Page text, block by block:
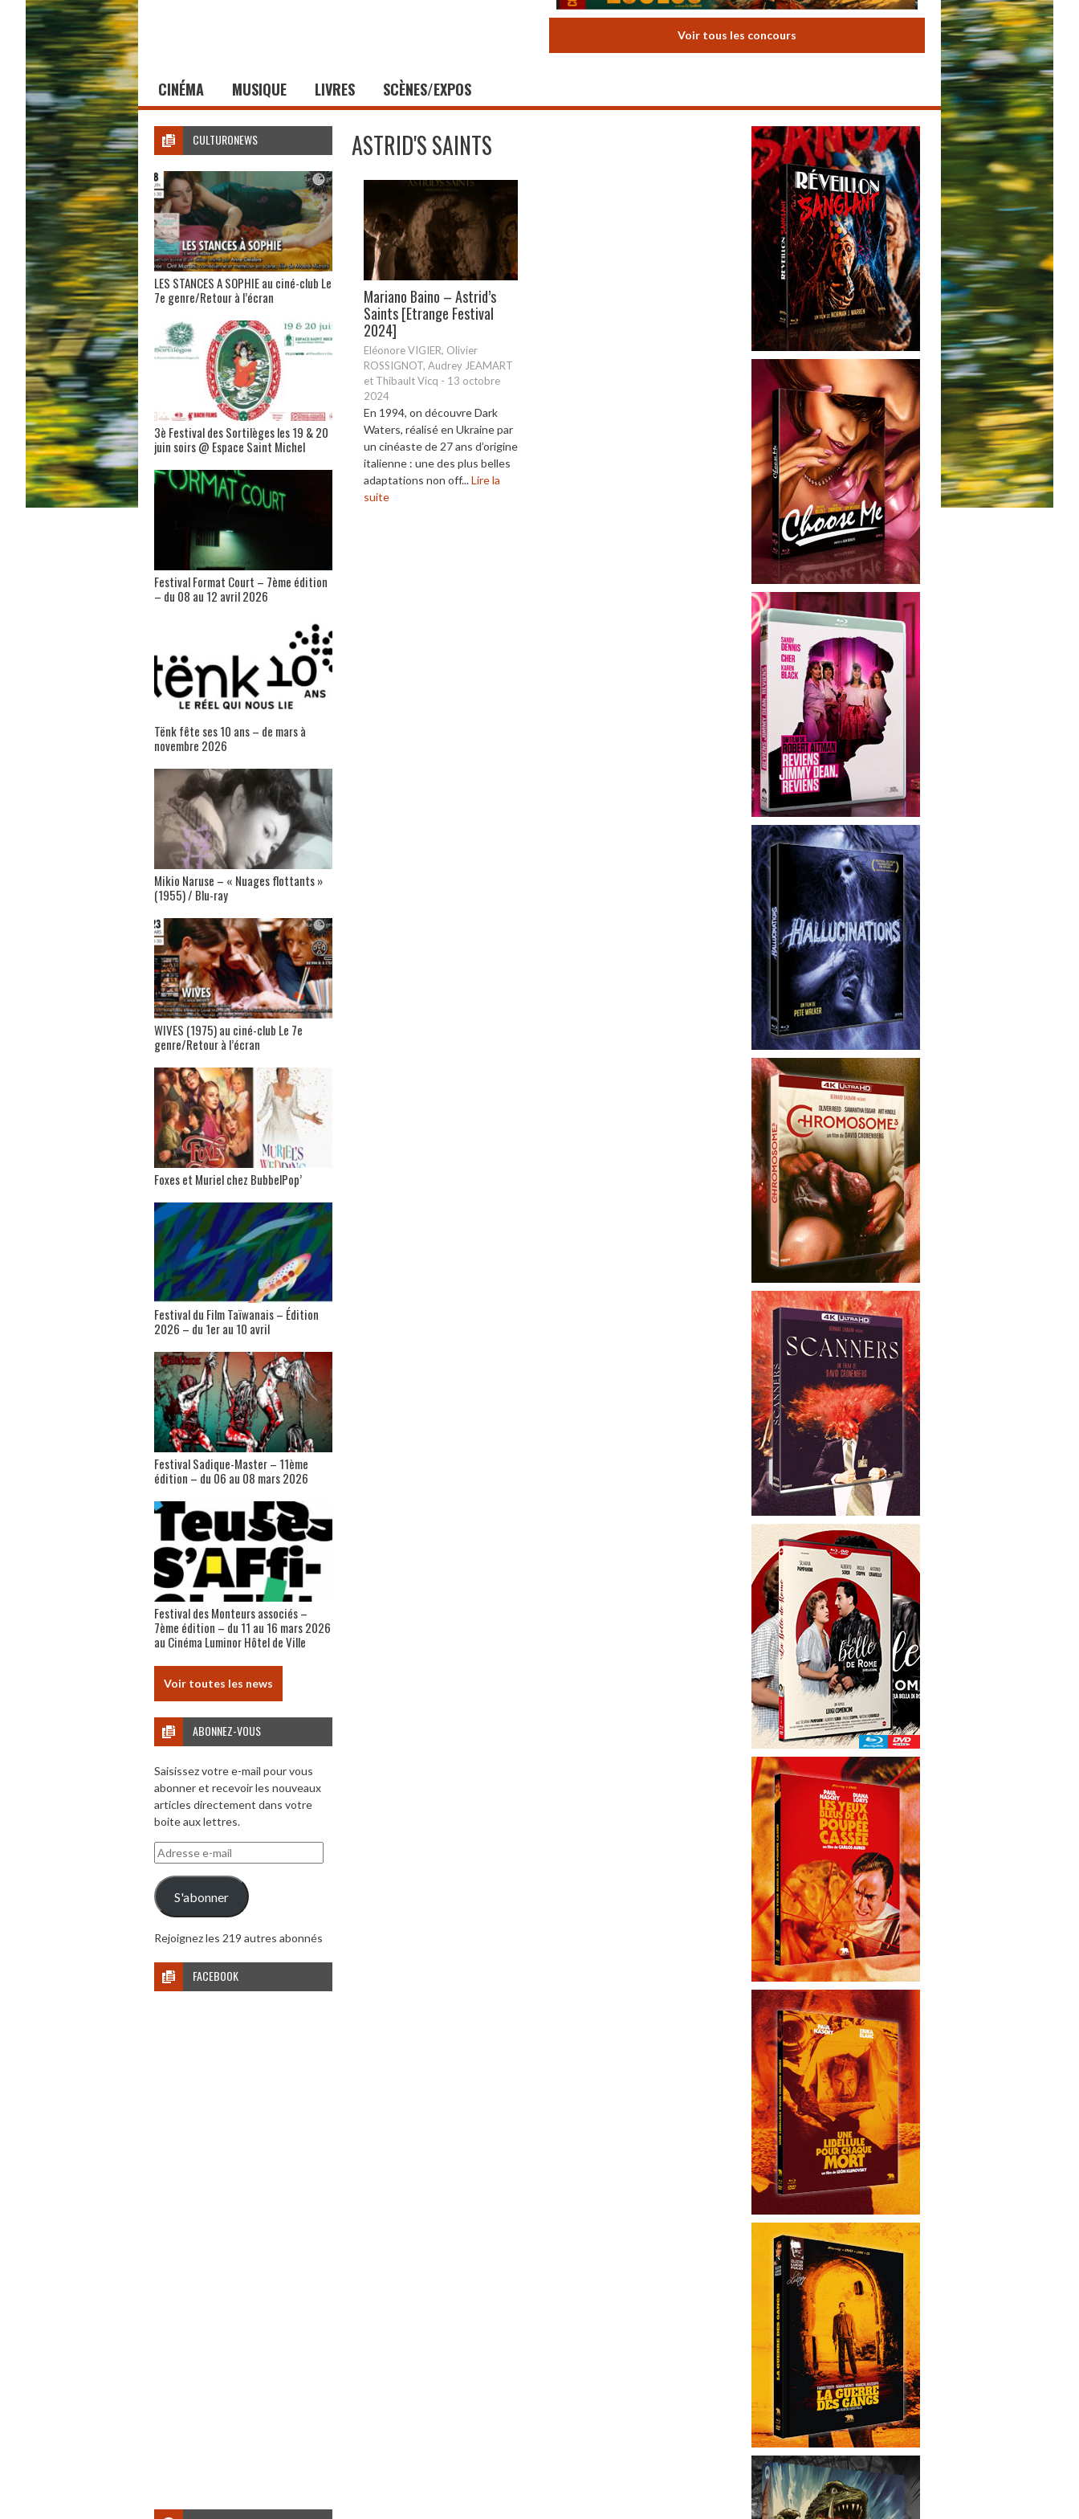
Voir tous les concours
CINÉMA MUSIQUE LIVRES SCÈNES/EXPOS
ASTRID'S SAINTS
Mariano Baino – Astrid’s
Saints [Etrange Festival
2024]
Eléonore VIGIER, Olivier
ROSSIGNOT, Audrey JEAMART
et Thibault Vicq - 13 octobre
2024
En 1994, on découvre Dark
Waters, réalisé en Ukraine par
un cinéaste de 27 ans d’origine
italienne : une des plus belles
adaptations non off...Lire la
suite
CULTURONEWS
LES STANCES A SOPHIE au ciné-club Le
7e genre/Retour à l’écran
3è Festival des Sortilèges les 19 & 20
juin soirs @ Espace Saint Michel
Festival Format Court – 7ème édition
– du 08 au 12 avril 2026
Tënk fête ses 10 ans – de mars à
novembre 2026
Mikio Naruse – « Nuages flottants »
(1955) / Blu-ray
WIVES (1975) au ciné-club Le 7e
genre/Retour à l’écran
Foxes et Muriel chez BubbelPop’
Festival du Film Taïwanais – Édition
2026 – du 1er au 10 avril
Festival Sadique-Master – 11ème
édition – du 06 au 08 mars 2026
Festival des Monteurs associés –
7ème édition – du 11 au 16 mars 2026
au Cinéma Luminor Hôtel de Ville
Voir toutes les news
ABONNEZ-VOUS
Saisissez votre e-mail pour vous
abonner et recevoir les nouveaux
articles directement dans votre
boite aux lettres.
Adresse
e-
mail
S'abonner
Rejoignez les 219 autres abonnés
FACEBOOK